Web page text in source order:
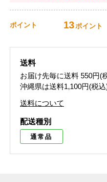
ポイント 13ポイント
送料
お届け先毎に送料 550円(
沖縄県は送料1,100円(税込
送料について
配送種別
通常品